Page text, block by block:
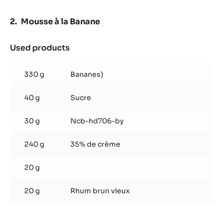
Mousse à la Banane
Used products
à
la
330 g Bananes)
40 g Sucre
30 g Ncb-hd706-by
240 g 35% de crème
20 g
20 g Rhum brun vieux